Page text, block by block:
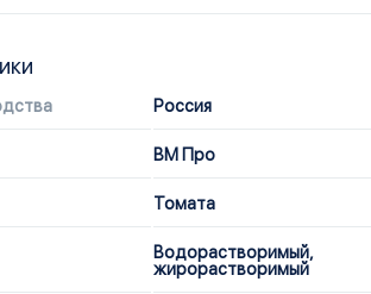
Россия
ВМ Про
Томата
Водорастворимый,
жирорастворимый